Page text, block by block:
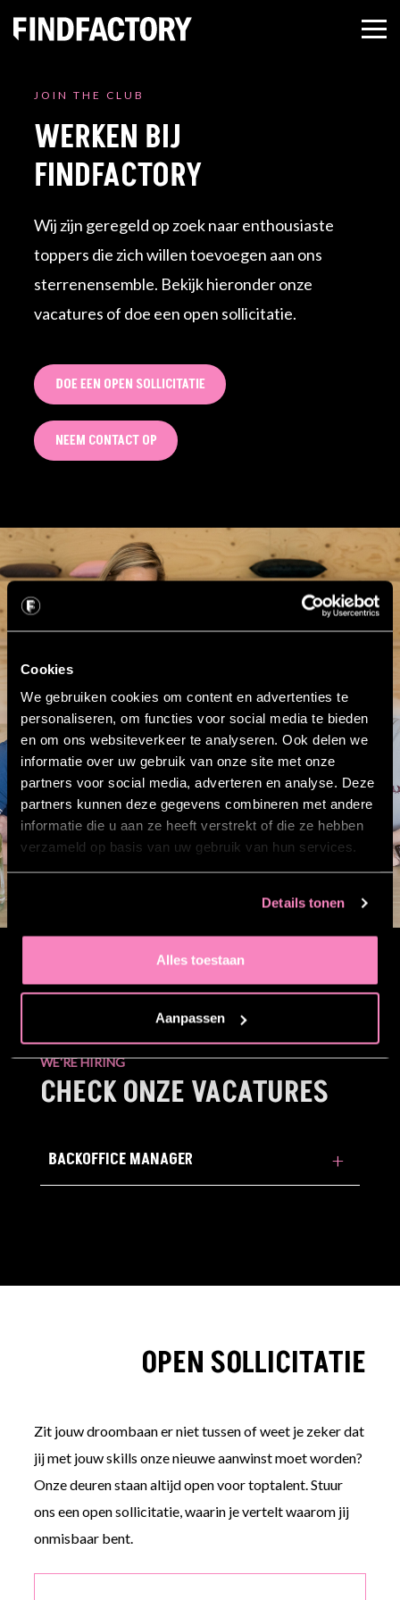
Cookies
We gebruiken cookies om content en advertenties te
personaliseren, om functies voor social media te bieden
en om ons websiteverkeer te analyseren. Ook delen we
informatie over uw gebruik van onze site met onze
partners voor social media, adverteren en analyse. Deze
partners kunnen deze gegevens combineren met andere
informatie die u aan ze heeft verstrekt of die ze hebben
verzameld op basis van uw gebruik van hun services.
Details tonen
Alles toestaan
Aanpassen
JOIN THE CLUB
WERKEN BIJ
FINDFACTORY
Wij zijn geregeld op zoek naar enthousiaste
toppers die zich willen toevoegen aan ons
sterrenensemble. Bekijk hieronder onze
vacatures of doe een open sollicitatie.
DOE EEN OPEN SOLLICITATIE
NEEM CONTACT OP
WE'RE HIRING
CHECK ONZE VACATURES
BACKOFFICE MANAGER
OPEN SOLLICITATIE
Zit jouw droombaan er niet tussen of weet je zeker dat
jij met jouw skills onze nieuwe aanwinst moet worden?
Onze deuren staan altijd open voor toptalent. Stuur
ons een open sollicitatie, waarin je vertelt waarom jij
onmisbaar bent.